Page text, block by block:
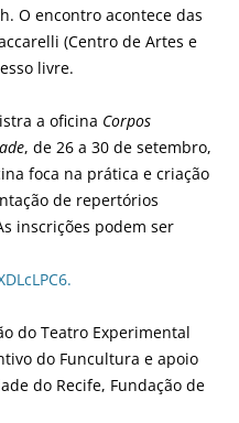
O encontro acontece das
(Centro de Artes e
livre.
a oficina Corpos
, de 26 a 30 de setembro,
foca na prática e criação
de repertórios
inscrições podem ser
do Teatro Experimental
do Funcultura e apoio
do Recife, Fundação de